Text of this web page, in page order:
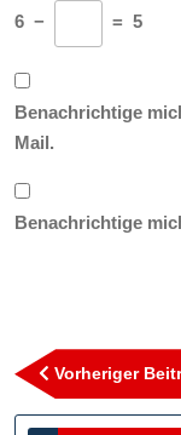
6 − = 5
Benachrichtige
Mail.
Benachrichtige
Vorheriger